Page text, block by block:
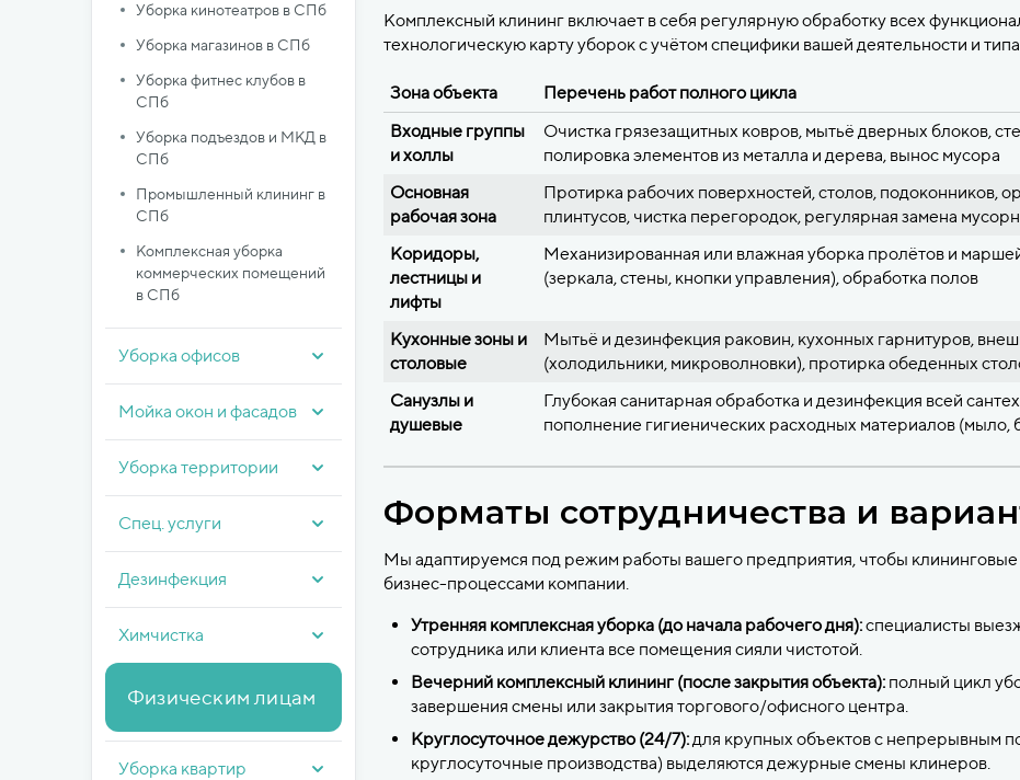
Уборка кинотеатров в СПб
Уборка магазинов в СПб
Уборка фитнес клубов в
СПб
Уборка подъездов и МКД в
СПб
Промышленный клининг в
СПб
Комплексная уборка
коммерческих помещений
в СПб
Уборка офисов
Мойка окон и фасадов
Уборка территории
Спец. услуги
Дезинфекция
Химчистка
Физическим лицам
Уборка квартир
Комплексный клининг включает в себя регулярную обработку всех
технологическую карту уборок с учётом специфики вашей деятельности и
Зона объекта
Перечень работ полного цикла
Входные группы
и холлы
Очистка грязезащитных ковров, мытьё дверных блоков,
полировка элементов из металла и дерева, вынос мусора
Основная
рабочая зона
Протирка рабочих поверхностей, столов, подоконников,
плинтусов, чистка перегородок, регулярная замена
Коридоры,
лестницы и
лифты
Механизированная или влажная уборка пролётов и
(зеркала, стены, кнопки управления), обработка полов
Кухонные зоны и
столовые
Мытьё и дезинфекция раковин, кухонных гарнитуров,
(холодильники, микроволновки), протирка обеденных
Санузлы и
душевые
Глубокая санитарная обработка и дезинфекция всей
пополнение гигиенических расходных материалов (мыло,
Форматы сотрудничества и
Мы адаптируемся под режим работы вашего предприятия, чтобы
бизнес-процессами компании.
Утренняя комплексная уборка (до начала рабочего дня):специалисты
сотрудника или клиента все помещения сияли чистотой.
Вечерний комплексный клининг (после закрытия объекта): полный цикл
завершения смены или закрытия торгового/офисного центра.
Круглосуточное дежурство (24/7):для крупных объектов с непрерывным
круглосуточные производства) выделяются дежурные смены клинеров.